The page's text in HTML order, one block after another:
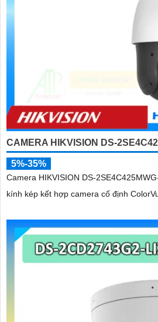
CAMERA HIKVISION DS-
5%-35%
Camera HIKVISION DS-
kính kép kết hợp camera cố định